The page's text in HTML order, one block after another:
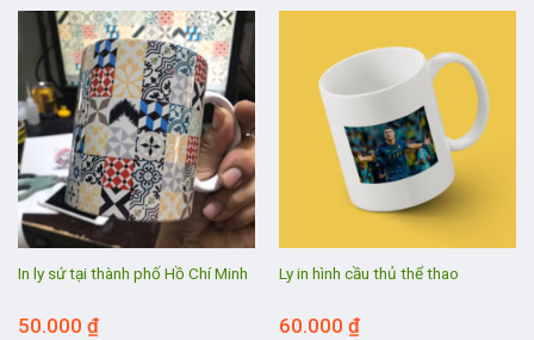
In ly sứ tại thành phố Hồ Chí Minh
50.000 ₫
Ly in hình cầu thủ thể thao
60.000 ₫